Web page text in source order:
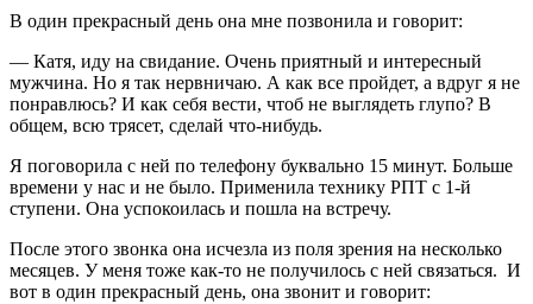
В один прекрасный день она мне позвонила и говорит:
— Катя, иду на свидание. Очень приятный и интересный
мужчина. Но я так нервничаю. А как все пройдет, а вдруг я не
понравлюсь? И как себя вести, чтоб не выглядеть глупо? В
общем, всю трясет, сделай что-нибудь.
Я поговорила с ней по телефону буквально 15 минут. Больше
времени у нас и не было. Применила технику РПТ с 1-й
ступени. Она успокоилась и пошла на встречу.
После этого звонка она исчезла из поля зрения на несколько
месяцев. У меня тоже как-то не получилось с ней связаться. И
вот в один прекрасный день, она звонит и говорит: